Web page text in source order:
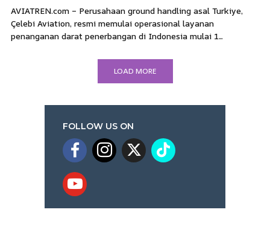
AVIATREN.com – Perusahaan ground handling asal Turkiye,
Çelebi Aviation, resmi memulai operasional layanan
penanganan darat penerbangan di Indonesia mulai 1...
LOAD MORE
FOLLOW US ON